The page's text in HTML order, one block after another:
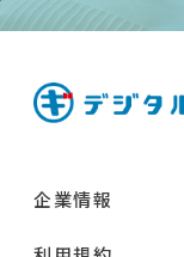
企業情報